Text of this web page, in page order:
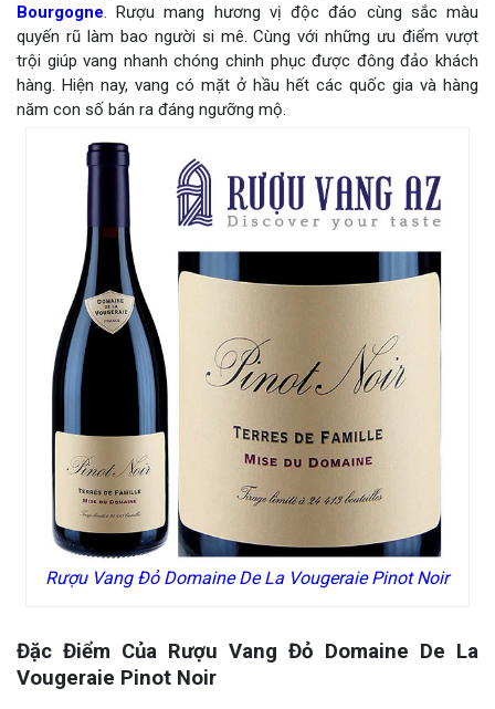
Bourgogne. Rượu mang hương vị độc đáo cùng sắc màu
quyến rũ làm bao người si mê. Cùng với những ưu điểm vượt
trội giúp vang nhanh chóng chinh phục được đông đảo khách
hàng. Hiện nay, vang có mặt ở hầu hết các quốc gia và hàng
năm con số bán ra đáng ngưỡng mộ.
Rượu Vang Đỏ Domaine De La Vougeraie Pinot Noir
Đặc Điểm Của Rượu Vang Đỏ Domaine De La
Vougeraie Pinot Noir